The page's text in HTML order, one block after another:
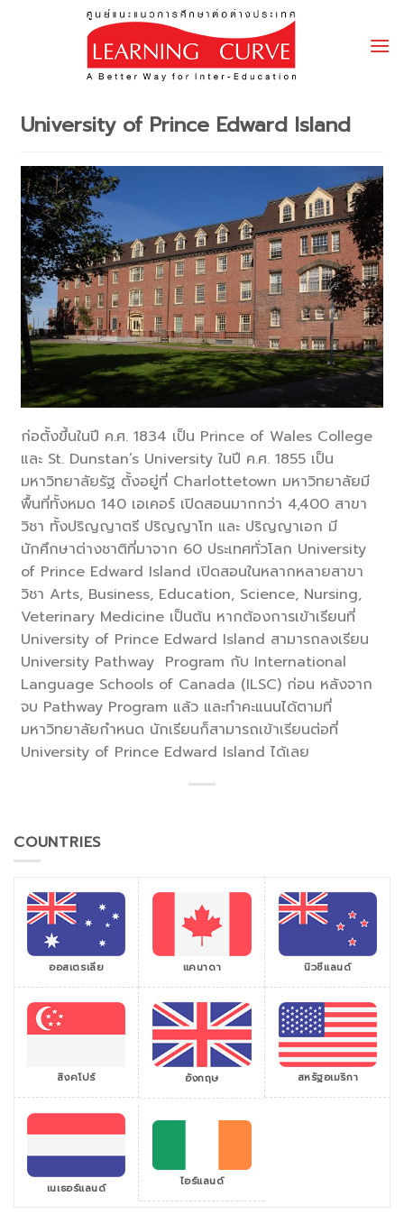
University of Prince Edward Island
ก่อตั้งขึ้นในปี ค.ศ. 1834 เป็น Prince of Wales College
และ St. Dunstan’s University ในปี ค.ศ. 1855 เป็น
มหาวิทยาลัยรัฐ ตั้งอยู่ที่ Charlottetown มหาวิทยาลัยมี
พื้นที่ทั้งหมด 140 เอเคอร์ เปิดสอนมากกว่า 4,400 สาขา
วิชา ทั้งปริญญาตรี ปริญญาโท และ ปริญญาเอก มี
นักศึกษาต่างชาติที่มาจาก 60 ประเทศทั่วโลก University
of Prince Edward Island เปิดสอนในหลากหลายสาขา
วิชา Arts, Business, Education, Science, Nursing,
Veterinary Medicine เป็นต้น หากต้องการเข้าเรียนที่
University of Prince Edward Island สามารถลงเรียน
University Pathway Program กับ International
Language Schools of Canada (ILSC) ก่อน หลังจาก
จบ Pathway Program แล้ว และทำคะแนนได้ตามที่
มหาวิทยาลัยกำหนด นักเรียนก็สามารถเข้าเรียนต่อที่
University of Prince Edward Island ได้เลย
COUNTRIES
ออสเตรเลีย แคนาดา นิวซีแลนด์
สิงคโปร์ อังกฤษ สหรัฐอเมริกา
เนเธอร์แลนด์ ไอร์แลนด์